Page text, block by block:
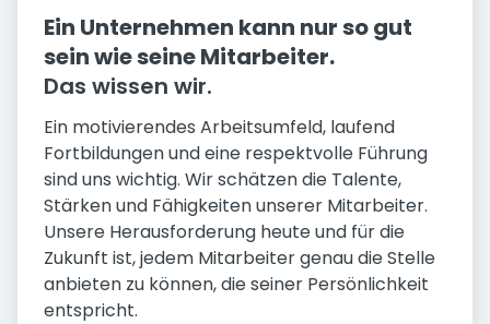
Ein Unternehmen kann nur so gut
sein wie seine Mitarbeiter.
Das wissen wir.
Ein motivierendes Arbeitsumfeld, laufend
Fortbildungen und eine respektvolle Führung
sind uns wichtig. Wir schätzen die Talente,
Stärken und Fähigkeiten unserer Mitarbeiter.
Unsere Herausforderung heute und für die
Zukunft ist, jedem Mitarbeiter genau die Stelle
anbieten zu können, die seiner Persönlichkeit
entspricht.